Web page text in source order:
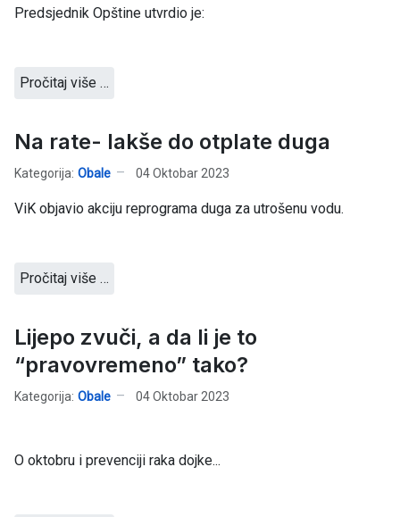
Predsjednik Opštine utvrdio je:
Pročitaj više …
Na rate- lakše do otplate duga
Kategorija: Obale 04 Oktobar 2023
ViK objavio akciju reprograma duga za utrošenu vodu.
Pročitaj više …
Lijepo zvuči, a da li je to
“pravovremeno” tako?
Kategorija: Obale 04 Oktobar 2023
O oktobru i prevenciji raka dojke...